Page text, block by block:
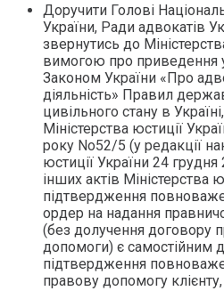
Доручити Голові
України, Ради адвокатів
звернутись до
вимогою про приведення у
Законом України «Про
діяльність» Правил
цивільного стану в
Міністерства юстиції
року No52/5 (у редакції
юстиції України 24
інших актів Міністерства
підтвердження
ордер на надання
(без долучення договору
допомоги) є самостійним
підтвердження
правову допомогу